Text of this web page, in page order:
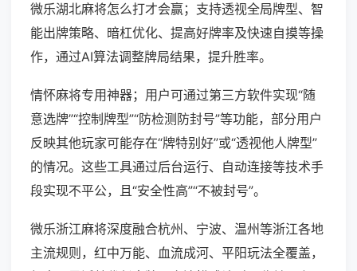
微乐湖北麻将怎么打才会赢；支持透视全局牌型、智
能出牌策略、暗杠优化、提高好牌率及快速自摸等操
作，通过AI算法调整牌局结果，提升胜率。
情怀麻将专用神器；用户可通过第三方软件实现“随
意选牌”“控制牌型”“防检测防封号”等功能，部分用户
反映其他玩家可能存在“牌特别好”或“透视他人牌型”
的情况。这些工具通过后台运行、自动连接等技术手
段实现不平公，且“安全性高”“不被封号”。
微乐浙江麻将深度融合杭州、宁波、温州等浙江各地
主流规则，红中万能、血流成河、平阳玩法全覆盖，